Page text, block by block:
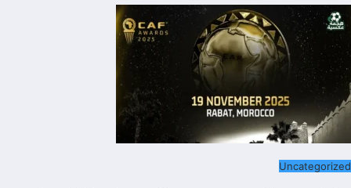
Uncategorized